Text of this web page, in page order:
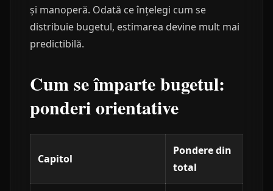
și manoperă. Odată ce înțelegi cum se
distribuie bugetul, estimarea devine mult mai
predictibilă.
Cum se împarte bugetul:
ponderi orientative
Capitol
Pondere din
total